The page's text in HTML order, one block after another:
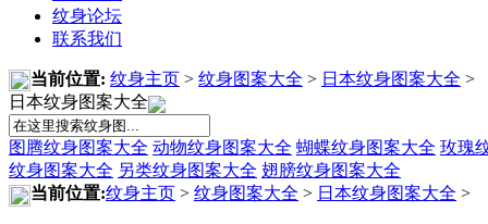
纹身论坛
联系我们
当前位置: 纹身主页 > 纹身图案大全 > 日本纹身图案大全 >
日本纹身图案大全
图腾纹身图案大全 动物纹身图案大全 蝴蝶纹身图案大全 玫瑰
纹身图案大全 另类纹身图案大全 翅膀纹身图案大全
当前位置:纹身主页 > 纹身图案大全 > 日本纹身图案大全 >